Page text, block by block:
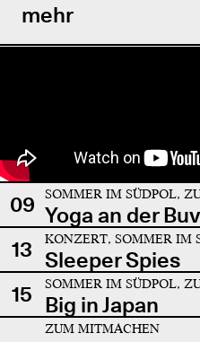
mehr
09 SOMMER IM SÜDPOL,
Yoga an der
13
KONZERT, SOMMER IM
Sleeper Spies
15
SOMMER IM SÜDPOL,
Big in Japan
ZUM MITMACHEN